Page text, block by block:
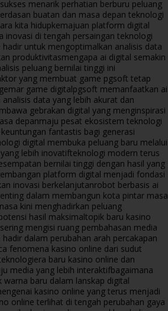
menarik perhatian berburu peluang
buatan dan masa depan teknologi
kita hidupkemajuan platform digital
inovasi di tengah persaingan teknologi
untuk mengoptimalkan analisis data
produktivitasmengapa ai digital semakin
peluang bernilai tinggi ini
yang membuat game pgsoft tetap
game digitalpgsoft memanfaatkan ai
data yang lebih akurat dan
gebrakan digital yang menginspirasi
depanmaju pesat ekosistem teknologi
fantastis bagi generasi
digital membuka peluang baru melalui
lebih inovatifteknologi modern terus
bernilai tinggi dengan hasil yang
platform digital menjadi fondasi
inovasi berkelanjutanrobot berbasis ai
dalam membangun kota pintar masa
kini menghadirkan peluang
hasil maksimaltopik baru kasino
mengisi ruang pembahasan media
dalam perubahan arah percakapan
fenomena kasino online dari sudut
era baru kasino online dan
media yang lebih interaktifbagaimana
baru dalam lanskap digital
kasino online yang terus menjadi
online terlihat di tengah perubahan gaya